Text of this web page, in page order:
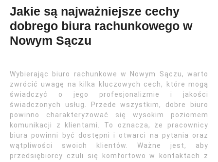
Jakie są najważniejsze cechy
dobrego biura rachunkowego w
Nowym Sączu
Wybierając biuro rachunkowe w Nowym Sączu, warto
zwrócić uwagę na kilka kluczowych cech, które mogą
świadczyć o jego profesjonalizmie i jakości
świadczonych usług. Przede wszystkim, dobre biuro
powinno charakteryzować się wysokim poziomem
komunikacji z klientami. To oznacza, że pracownicy
biura powinni być dostępni i otwarci na pytania oraz
wątpliwości swoich klientów. Ważne jest, aby
przedsiębiorcy czuli się komfortowo w kontaktach z